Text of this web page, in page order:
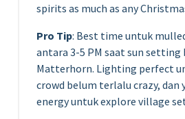
spirits as much as any
Pro Tip: Best time untuk
antara 3-5 PM saat sun setting
Matterhorn. Lighting perfect
crowd belum terlalu crazy, dan
energy untuk explore village